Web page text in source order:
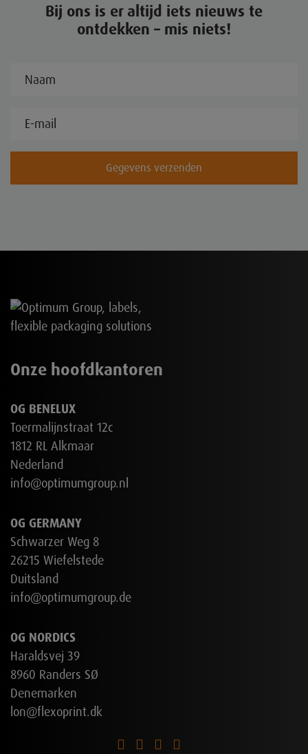
Bij ons is er altijd iets nieuws te
ontdekken – mis niets!
Gegevens verzenden
Onze hoofdkantoren
OG BENELUX
Toermalijnstraat 12c
1812 RL Alkmaar
Nederland
info@optimumgroup.nl
OG GERMANY
Schwarzer Weg 8
26215 Wiefelstede
Duitsland
info@optimumgroup.de
OG NORDICS
Haraldsvej 39
8960 Randers SØ
Denemarken
lon@flexoprint.dk